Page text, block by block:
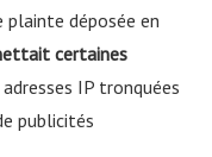
plainte déposée en
certaines
IP tronquées
publicités